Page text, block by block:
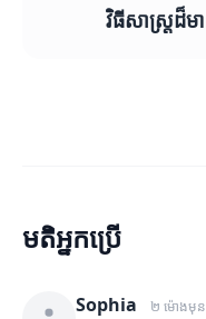
វិធីសាស្រ្តដ៏
មតិអ្នកប្រើ
Sophia ២ ម៉ោងមុន